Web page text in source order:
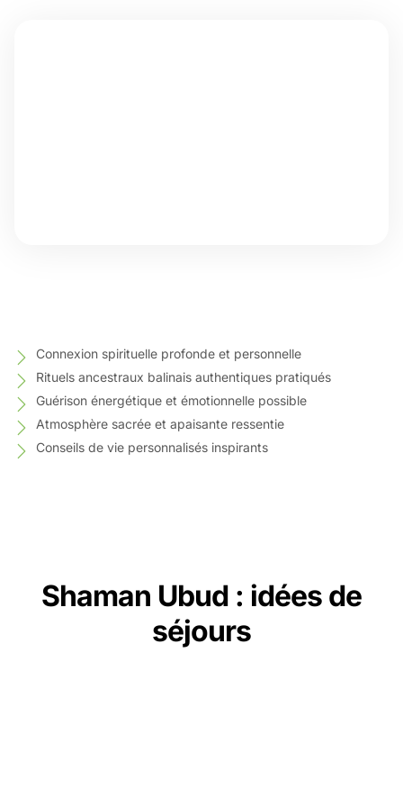
Connexion spirituelle profonde et personnelle
Rituels ancestraux balinais authentiques pratiqués
Guérison énergétique et émotionnelle possible
Atmosphère sacrée et apaisante ressentie
Conseils de vie personnalisés inspirants
Shaman Ubud : idées de
séjours